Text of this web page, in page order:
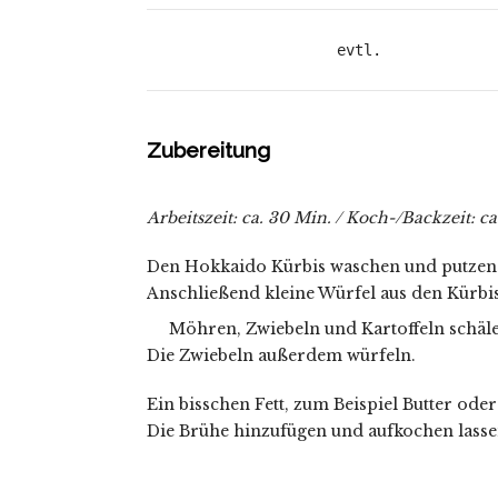
evtl.
Zubereitung
Arbeitszeit: ca. 30 Min. / Koch-/Backzeit:
Den Hokkaido Kürbis waschen und
Anschließend kleine Würfel aus den
Möhren, Zwiebeln und Kartoffeln
Die Zwiebeln außerdem würfeln.
Ein bisschen Fett, zum Beispiel Butter
Die Brühe hinzufügen und aufkochen